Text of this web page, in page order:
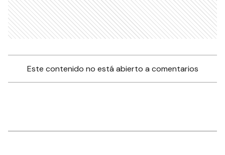
Este contenido no está abierto a comentarios